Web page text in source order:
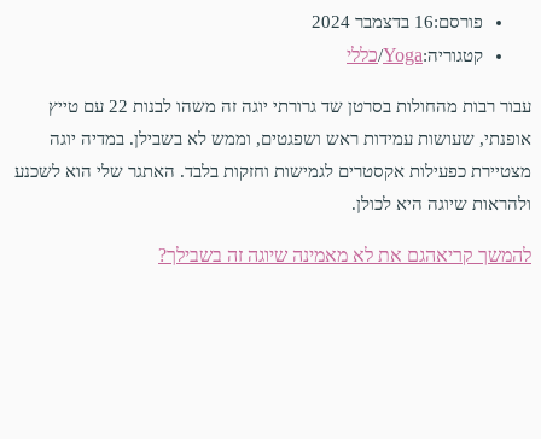
פורסם:16 בדצמבר 2024
קטגוריה:Yoga
/כללי
עבור רבות מהחולות בסרטן שד גרורתי יוגה זה משהו לבנות 22 עם טייץ
אופנתי, שעושות עמידות ראש ושפגטים, וממש לא בשבילן. במדיה יוגה
מצטיירת כפעילות אקסטרים לגמישות וחזקות בלבד. האתגר שלי הוא לשכנע
ולהראות שיוגה היא לכולן.
להמשך קריאהגם את לא מאמינה שיוגה זה בשבילך?